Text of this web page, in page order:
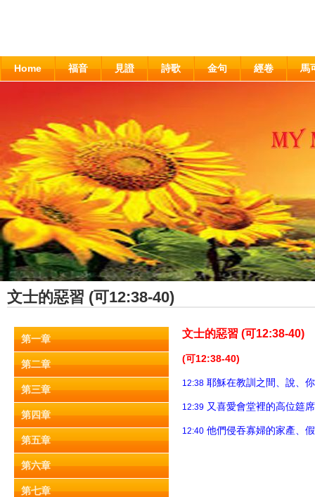
Home 福音 見證 詩歌 金句 經卷 馬
文士的惡習 (可12:38-40)
第一章
第二章
第三章
第四章
第五章
第六章
第七章
文士的惡習 (可12:38-40)
(可12:38-40)
12:38耶穌在教訓之間、說、
12:39又喜愛會堂裡的高位筵
12:40他們侵吞寡婦的家產、